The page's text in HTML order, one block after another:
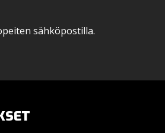
sähköpostilla.